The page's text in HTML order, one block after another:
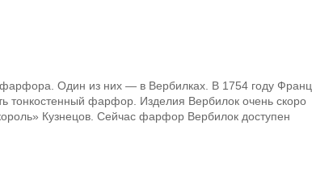
фарфора. Один из них — в Вербилках. В 1754 году Франц
тонкостенный фарфор. Изделия Вербилок очень скоро
Кузнецов. Сейчас фарфор Вербилок доступен